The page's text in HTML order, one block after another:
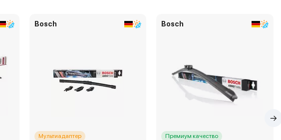
Bosch
Мультиадаптер
Bosch
Премиум качество